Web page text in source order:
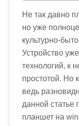
Не так давно
но уже
культурно-
Устройство
технологий, к
простотой. Но
ведь
данной
планшет на